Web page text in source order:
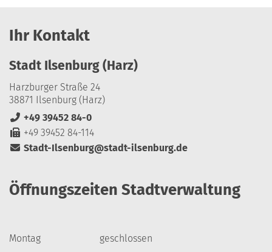
Ihr Kontakt
Stadt Ilsenburg (Harz)
Harzburger Straße 24
38871 Ilsenburg (Harz)
+49 39452 84-0
+49 39452 84-114
Stadt-Ilsenburg@stadt-ilsenburg.de
Öffnungszeiten Stadtverwaltung
Montag
geschlossen